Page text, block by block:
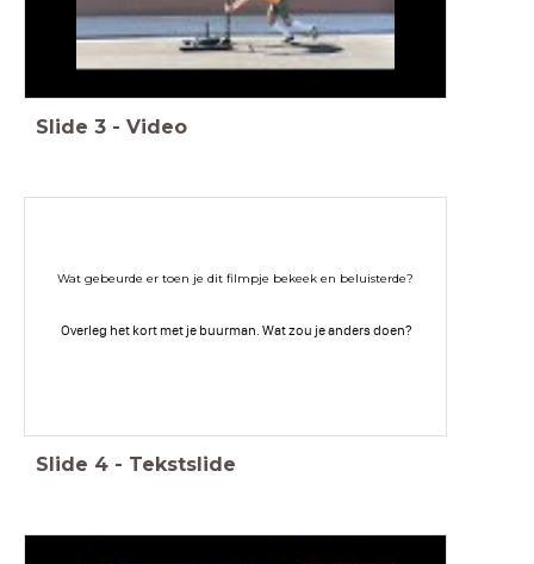
Slide 3 - Video
Wat gebeurde er toen je dit filmpje bekeek en beluisterde?
Overleg het kort met je buurman. Wat zou je anders doen?
Slide 4 - Tekstslide